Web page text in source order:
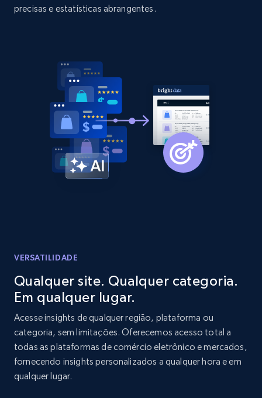
Amazon products global dataset - Collects
375+ Comece agora
Amazon products global dataset -
Collecting products by keyword search
Amazon products global dataset - Collects
products by best sellers category URL
Title, Seller name, Brand, Description, Initial
price, Currency, Availability, Reviews count, and
more.
precisas e estatísticas abrangentes.
VERSATILIDADE
Qualquer site. Qualquer categoria.
Em qualquer lugar.
Acesse insights de qualquer região, plataforma ou
categoria, sem limitações. Oferecemos acesso total a
todas as plataformas de comércio eletrônico e mercados,
fornecendo insights personalizados a qualquer hora e em
qualquer lugar.